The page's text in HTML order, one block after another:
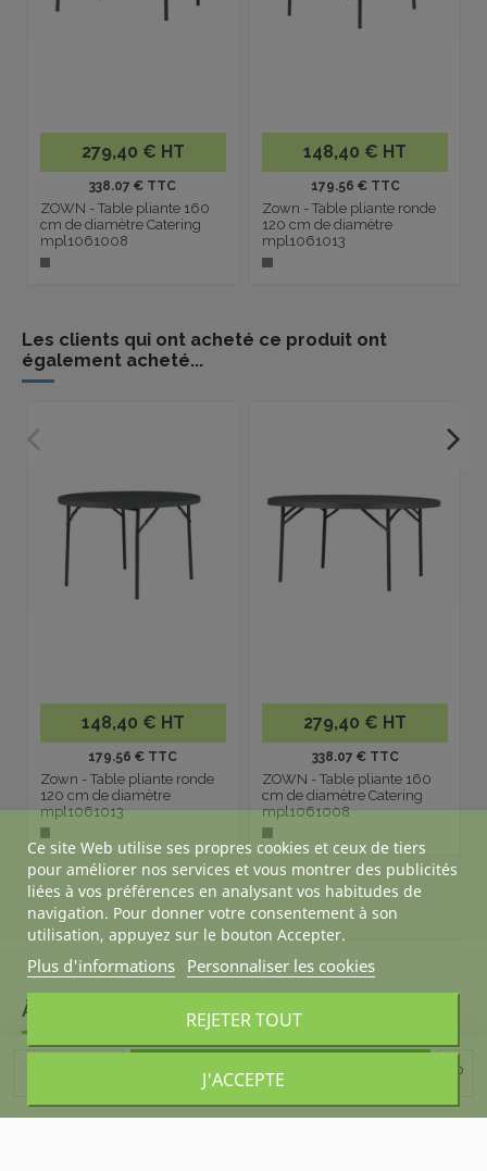
Ajouter au panier
279,40 € HT
338.07 € TTC
ZOWN - Table pliante 160
cm de diamètre Catering
mpl1061008
148,40 € HT
179.56 € TTC
Zown - Table pliante ronde
120 cm de diamètre
mpl1061013
Les clients qui ont acheté ce produit ont
également acheté...
148,40 € HT
179.56 € TTC
Zown - Table pliante ronde
120 cm de diamètre
mpl1061013
279,40 € HT
338.07 € TTC
ZOWN - Table pliante 160
cm de diamètre Catering
mpl1061008
À PROPOS DE DESKANDSIT
Ce site Web utilise ses propres cookies et ceux de tiers
pour améliorer nos services et vous montrer des publicités
liées à vos préférences en analysant vos habitudes de
navigation. Pour donner votre consentement à son
utilisation, appuyez sur le bouton Accepter.
Plus d'informations Personnaliser les cookies
REJETER TOUT
J'ACCEPTE